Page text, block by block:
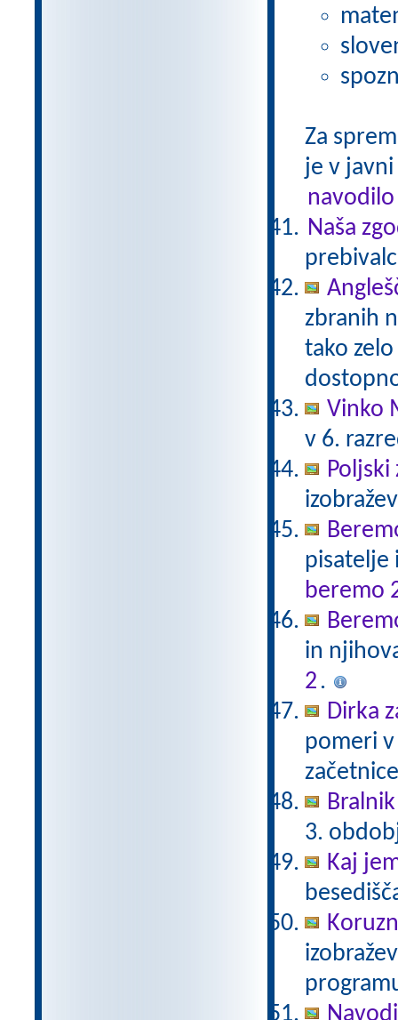
Za
je v
navodilo
Naša
zbranih
tako
Vinko
v 6.
Poljski
pisatelje
beremo
in
2.
Dirka
pomeri
3.
Kaj